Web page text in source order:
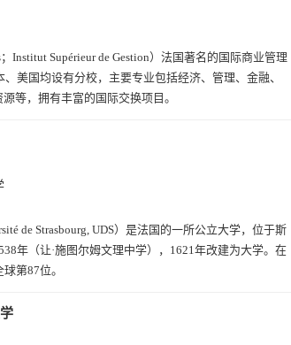
Institut Supérieur de Gestion）法国著名的国际商业管理
美国均设有分校，主要专业包括经济、管理、金融、
等，拥有丰富的国际交换项目。
de Strasbourg, UDS）是法国的一所公立大学，位于斯
年（让·施图尔姆文理中学），1621年改建为大学。在
第87位。